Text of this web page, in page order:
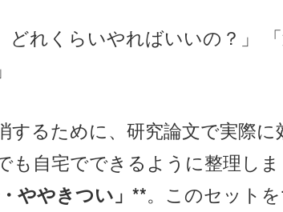
どれくらいやればいいの？」
するために、研究論文で実際
も自宅でできるように整理し
ややきつい」**。このセットを